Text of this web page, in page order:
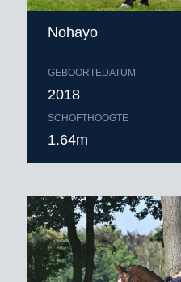
Nohayo
GEBOORTEDATUM
2018
SCHOFTHOOGTE
1.64m